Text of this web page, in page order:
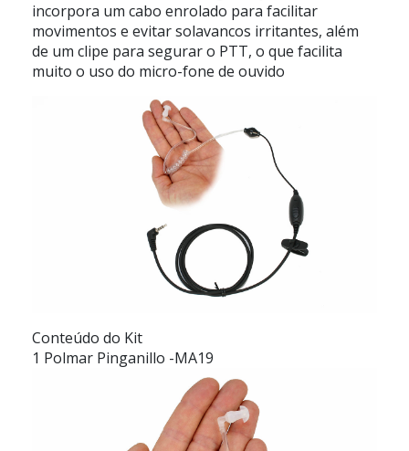
incorpora um cabo enrolado para facilitar
movimentos e evitar solavancos irritantes, além
de um clipe para segurar o PTT, o que facilita
muito o uso do micro-fone de ouvido
Conteúdo do Kit
1 Polmar Pinganillo -MA19